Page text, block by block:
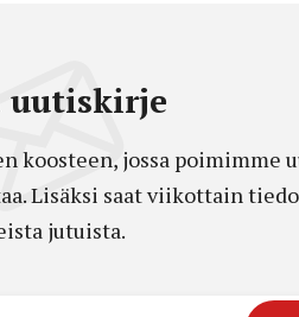
uutiskirje
koosteen, jossa poimimme
Lisäksi saat viikottain
jutuista.